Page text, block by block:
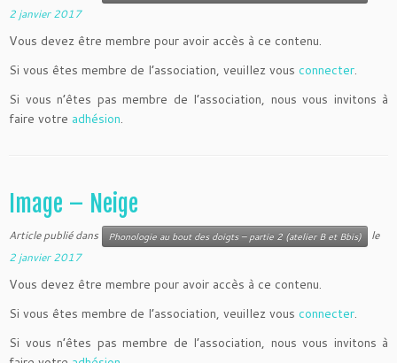
2 janvier 2017
Vous devez être membre pour avoir accès à ce contenu.
Si vous êtes membre de l’association, veuillez vous connecter.
Si vous n’êtes pas membre de l’association, nous vous invitons à
faire votre adhésion.
Image – Neige
Article publié dans Phonologie au bout des doigts – partie 2 (atelier B et Bbis)
le
2 janvier 2017
Vous devez être membre pour avoir accès à ce contenu.
Si vous êtes membre de l’association, veuillez vous connecter.
Si vous n’êtes pas membre de l’association, nous vous invitons à